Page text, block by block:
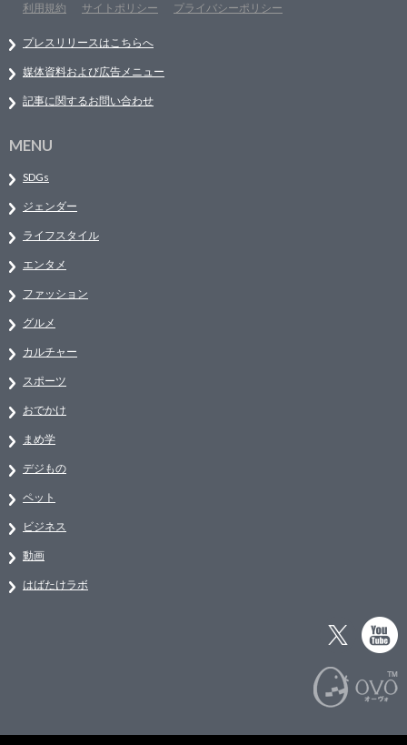
利用規約
サイトポリシー プライバシーポリシー
プレスリリースはこちらへ
媒体資料および広告メニュー
記事に関するお問い合わせ
MENU
SDGs
ジェンダー
ライフスタイル
エンタメ
ファッション
グルメ
カルチャー
スポーツ
おでかけ
まめ学
デジもの
ペット
ビジネス
動画
はばたけラボ